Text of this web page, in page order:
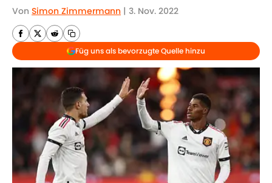
Von Simon Zimmermann | 3. Nov. 2022
Füg uns als bevorzugte Quelle hinzu